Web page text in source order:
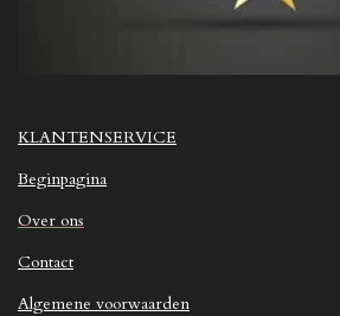
KLANTENSERVICE
Beginpagina
Over ons
Contact
Algemene voorwaarden